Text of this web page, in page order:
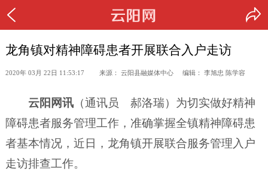
龙角镇对精神障碍患者开展联合入户走访
2020年 03月 22日 11:53:17 来源： 云阳县融媒体中心 编辑： 李旭忠 陈学容
云阳网讯 （通讯员 郝洛瑞）为切实做好精神
障碍患者服务管理工作，准确掌握全镇精神障碍患
者基本情况，近日，龙角镇开展联合服务管理入户
走访排查工作。